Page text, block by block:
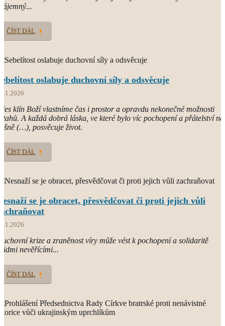
ČÍST DÁL
oslabuje duchovní síly a odsvěcuje
klín Boží vlastníme čas i prostor a opravdu nekonečné možnosti
A každá dobrá láska, ve které bylo víc pochopení a přátelství
(…), posvěcuje život.
ČÍST DÁL
se je obracet, přesvědčovat či proti jejich vůli
krize a zraněnost víry může vést k pochopení a solidaritě
lidmi nevěřícími...
ČÍST DÁL